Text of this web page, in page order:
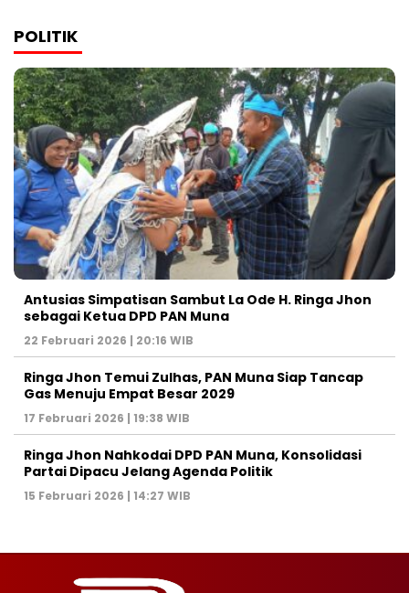
POLITIK
Antusias Simpatisan Sambut La Ode H. Ringa Jhon
sebagai Ketua DPD PAN Muna
22 Februari 2026 | 20:16 WIB
Ringa Jhon Temui Zulhas, PAN Muna Siap Tancap
Gas Menuju Empat Besar 2029
17 Februari 2026 | 19:38 WIB
Ringa Jhon Nahkodai DPD PAN Muna, Konsolidasi
Partai Dipacu Jelang Agenda Politik
15 Februari 2026 | 14:27 WIB